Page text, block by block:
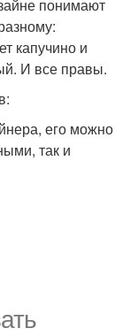
понимают
капучино и
И все правы.
его можно
так и